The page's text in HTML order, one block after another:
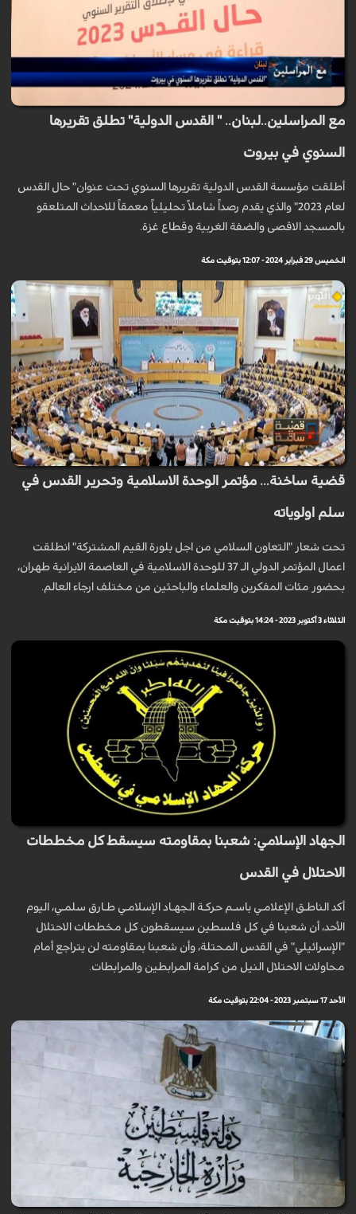
مع المراسلين..لبنان.. " القدس الدولية" تطلق تقريرها
السنوي في بيروت
أطلقت مؤسسة القدس الدولية تقريرها السنوي تحت عنوان" حال القدس
لعام 2023" والذي يقدم رصداً شاملاً تحليلياً معمقاً للاحداث المتلعقو
بالمسجد الاقصى والضفة الغربية وقطاع غزة.
الخميس 29 فبراير 2024 - 12:07 بتوقيت مكة
قضية ساخنة... مؤتمر الوحدة الاسلامية وتحرير القدس في
سلم اولوياته
تحت شعار "التعاون السلامي من اجل بلورة القيم المشتركة" انطلقت
اعمال المؤتمر الدولي الـ 37 للوحدة الاسلامية في العاصمة الايرانية طهران،
بحضور مئات المفكرين والعلماء والباحثين من مختلف ارجاء العالم.
الثلاثاء 3 أكتوبر 2023 - 14:24 بتوقيت مكة
الجهاد الإسلامي: شعبنا بمقاومته سيسقط كل مخططات
الاحتلال في القدس
أكد الناطـق الإعلامـي باسـم حركـة الجهـاد الإسلامـي طـارق سلمـي، اليوم
الأحد، أن شعبنا في كل فلسطين سيسقطون كل مخططات الاحتلال
"الإسرائيلي" في القدس المحتلة، وأن شعبنا بمقاومته لن يتراجع أمام
محاولات الاحتلال النيل من كرامة المرابطين والمرابطات.
الأحد 17 سبتمبر 2023 - 22:04 بتوقيت مكة